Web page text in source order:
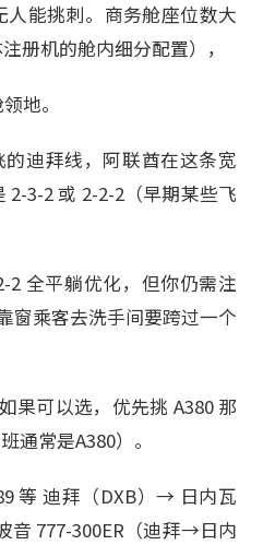
能挑刺。商务舱座位数大
册机的舱内细分配置），
地。
的迪拜线，阿联酋在这条宽
3-2 或 2-2-2（早期某些飞
2 全平躺优化，但你仍需注
乘客去洗手间要跨过一个
果可以选，优先挑 A380 那
通常是A380）。
等 迪拜（DXB）→ 日内瓦
音 777-300ER（迪拜→日内